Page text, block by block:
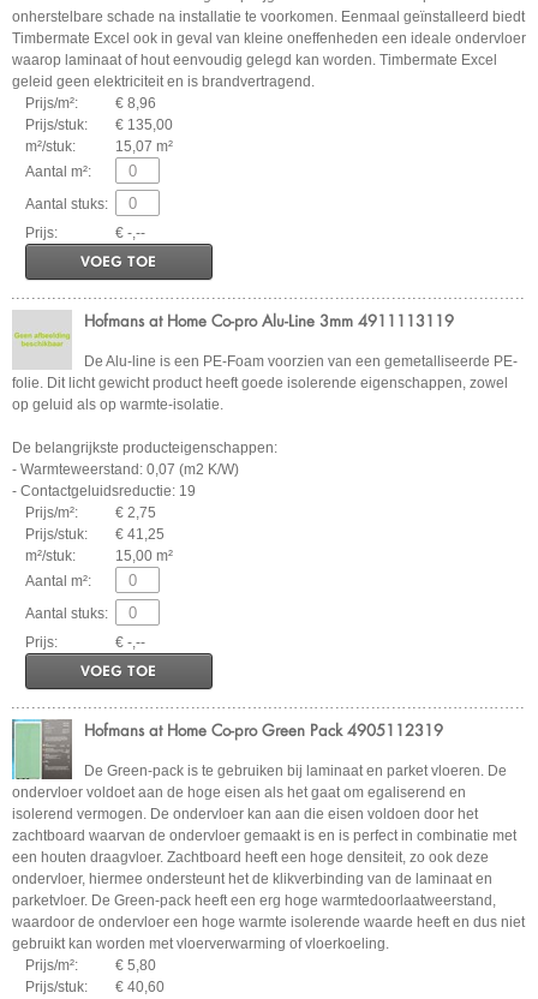
onherstelbare schade na installatie te voorkomen. Eenmaal geïnstalleerd biedt
Timbermate Excel ook in geval van kleine oneffenheden een ideale ondervloer
waarop laminaat of hout eenvoudig gelegd kan worden. Timbermate Excel
geleid geen elektriciteit en is brandvertragend.
Prijs/m²:
€ 8,96
Prijs/stuk:
€ 135,00
m²/stuk:
15,07 m²
Aantal m²:
Aantal stuks:
Prijs:
€ -,--
VOEG TOE
Hofmans at Home Co-pro Alu-Line 3mm 4911113119
De Alu-line is een PE-Foam voorzien van een gemetalliseerde PE-
folie. Dit licht gewicht product heeft goede isolerende eigenschappen, zowel
op geluid als op warmte-isolatie.
De belangrijkste producteigenschappen:
- Warmteweerstand: 0,07 (m2 K/W)
- Contactgeluidsreductie: 19
Prijs/m²:
€ 2,75
Prijs/stuk:
€ 41,25
m²/stuk:
15,00 m²
Aantal m²:
Aantal stuks:
Prijs:
€ -,--
VOEG TOE
Hofmans at Home Co-pro Green Pack 4905112319
De Green-pack is te gebruiken bij laminaat en parket vloeren. De
ondervloer voldoet aan de hoge eisen als het gaat om egaliserend en
isolerend vermogen. De ondervloer kan aan die eisen voldoen door het
zachtboard waarvan de ondervloer gemaakt is en is perfect in combinatie met
een houten draagvloer. Zachtboard heeft een hoge densiteit, zo ook deze
ondervloer, hiermee ondersteunt het de klikverbinding van de laminaat en
parketvloer. De Green-pack heeft een erg hoge warmtedoorlaatweerstand,
waardoor de ondervloer een hoge warmte isolerende waarde heeft en dus niet
gebruikt kan worden met vloerverwarming of vloerkoeling.
Prijs/m²:
€ 5,80
Prijs/stuk:
€ 40,60